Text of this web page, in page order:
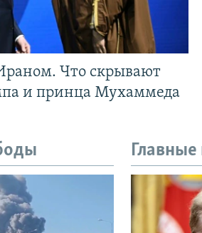
Что скрывают
и принца Мухаммеда
Главные